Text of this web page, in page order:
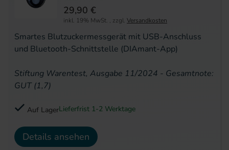
Smartes Blutzuckermessgerät mit USB-Anschluss
und Bluetooth-Schnittstelle (DIAmant-App)
Stiftung Warentest, Ausgabe 11/2024 - Gesamtnote:
GUT (1,7)
29,90 €
inkl. 19% MwSt. , zzgl. Versandkosten
Auf LagerLieferfrist 1-2 Werktage
Details ansehen